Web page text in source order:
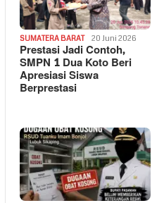
SUMATERA BARAT 20 Juni 2026
Prestasi Jadi Contoh,
SMPN 1 Dua Koto Beri
Apresiasi Siswa
Berprestasi